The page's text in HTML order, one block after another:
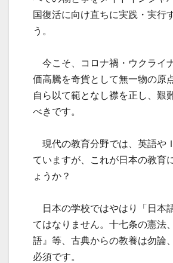
国復活に向け直ちに実践・実行
う。
今こそ、コロナ禍・ウクライ
価高騰を奇貨として無一物の原
自ら以て範となし襟を正し、艱
べきです。
現代の教育分野では、英語や
ていますが、これが日本の教育
ょうか？
日本の学校ではやはり「日本
てはなりません。十七条の憲法
語』等、古典からの教養は勿論
必須です。